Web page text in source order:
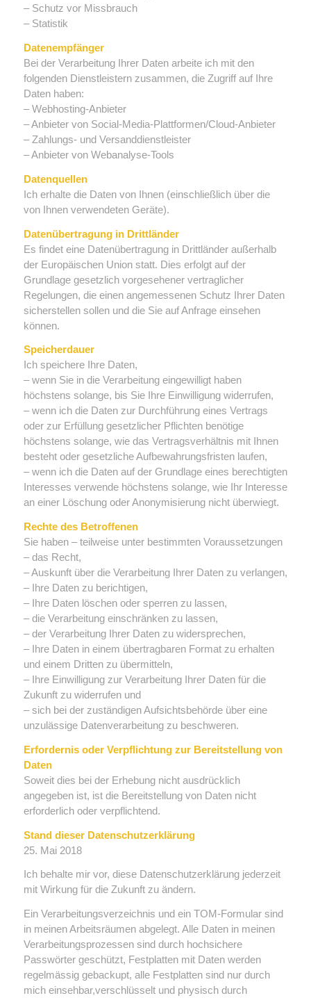
– Schutz vor Missbrauch
– Statistik
Datenempfänger
Bei der Verarbeitung Ihrer Daten arbeite ich mit den
folgenden Dienstleistern zusammen, die Zugriff auf Ihre
Daten haben:
– Webhosting-Anbieter
– Anbieter von Social-Media-Plattformen/Cloud-Anbieter
– Zahlungs- und Versanddienstleister
– Anbieter von Webanalyse-Tools
Datenquellen
Ich erhalte die Daten von Ihnen (einschließlich über die
von Ihnen verwendeten Geräte).
Datenübertragung in Drittländer
Es findet eine Datenübertragung in Drittländer außerhalb
der Europäischen Union statt. Dies erfolgt auf der
Grundlage gesetzlich vorgesehener vertraglicher
Regelungen, die einen angemessenen Schutz Ihrer Daten
sicherstellen sollen und die Sie auf Anfrage einsehen
können.
Speicherdauer
Ich speichere Ihre Daten,
– wenn Sie in die Verarbeitung eingewilligt haben
höchstens solange, bis Sie Ihre Einwilligung widerrufen,
– wenn ich die Daten zur Durchführung eines Vertrags
oder zur Erfüllung gesetzlicher Pflichten benötige
höchstens solange, wie das Vertragsverhältnis mit Ihnen
besteht oder gesetzliche Aufbewahrungsfristen laufen,
– wenn ich die Daten auf der Grundlage eines berechtigten
Interesses verwende höchstens solange, wie Ihr Interesse
an einer Löschung oder Anonymisierung nicht überwiegt.
Rechte des Betroffenen
Sie haben – teilweise unter bestimmten Voraussetzungen
– das Recht,
– Auskunft über die Verarbeitung Ihrer Daten zu verlangen,
– Ihre Daten zu berichtigen,
– Ihre Daten löschen oder sperren zu lassen,
– die Verarbeitung einschränken zu lassen,
– der Verarbeitung Ihrer Daten zu widersprechen,
– Ihre Daten in einem übertragbaren Format zu erhalten
und einem Dritten zu übermitteln,
– Ihre Einwilligung zur Verarbeitung Ihrer Daten für die
Zukunft zu widerrufen und
– sich bei der zuständigen Aufsichtsbehörde über eine
unzulässige Datenverarbeitung zu beschweren.
Erfordernis oder Verpflichtung zur Bereitstellung von
Daten
Soweit dies bei der Erhebung nicht ausdrücklich
angegeben ist, ist die Bereitstellung von Daten nicht
erforderlich oder verpflichtend.
Stand dieser Datenschutzerklärung
25. Mai 2018
Ich behalte mir vor, diese Datenschutzerklärung jederzeit
mit Wirkung für die Zukunft zu ändern.
Ein Verarbeitungsverzeichnis und ein TOM-Formular sind
in meinen Arbeitsräumen abgelegt. Alle Daten in meinen
Verarbeitungsprozessen sind durch hochsichere
Passwörter geschützt, Festplatten mit Daten werden
regelmässig gebackupt, alle Festplatten sind nur durch
mich einsehbar,verschlüsselt und physisch durch